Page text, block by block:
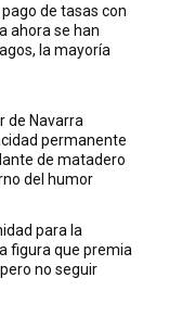
de tasas con
ahora se han
la mayoría
de Navarra
permanente
de matadero
del humor
para la
figura que premia
no seguir